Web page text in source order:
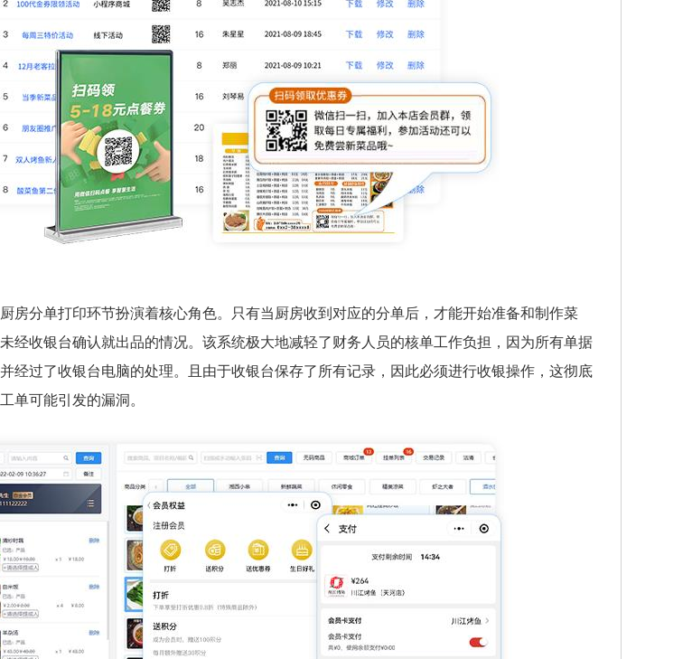
房分单打印环节扮演着核心角色。只有当厨房收到对应的分单后，才能开始准备和制作菜
经收银台确认就出品的情况。该系统极大地减轻了财务人员的核单工作负担，因为所有单据
经过了收银台电脑的处理。且由于收银台保存了所有记录，因此必须进行收银操作，这彻底
单可能引发的漏洞。